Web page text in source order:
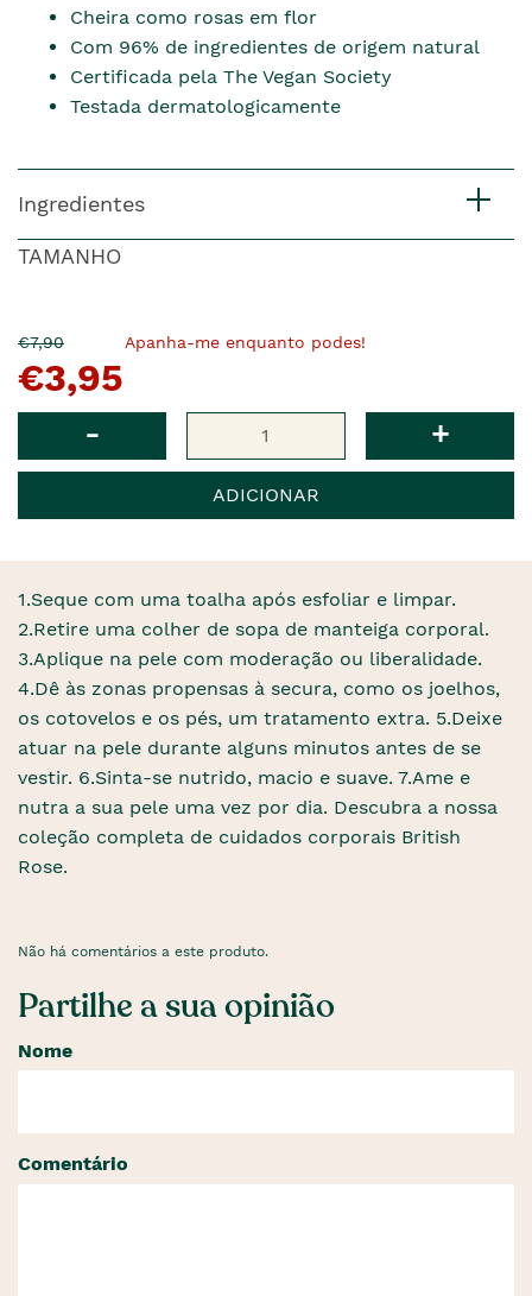
Cheira como rosas em flor
Com 96% de ingredientes de origem natural
Certificada pela The Vegan Society
Testada dermatologicamente
Ingredientes
TAMANHO
O
pre�o
anterior
€7,90Agora
�
€3,95
Apanha-me enquanto podes!
- +
ADICIONAR
1.Seque com uma toalha após esfoliar e limpar.
2.Retire uma colher de sopa de manteiga corporal.
3.Aplique na pele com moderação ou liberalidade.
4.Dê às zonas propensas à secura, como os joelhos,
os cotovelos e os pés, um tratamento extra. 5.Deixe
atuar na pele durante alguns minutos antes de se
vestir. 6.Sinta-se nutrido, macio e suave. 7.Ame e
nutra a sua pele uma vez por dia. Descubra a nossa
coleção completa de cuidados corporais British
Rose.
Não há comentários a este produto.
Partilhe a sua opinião
Nome
Comentário